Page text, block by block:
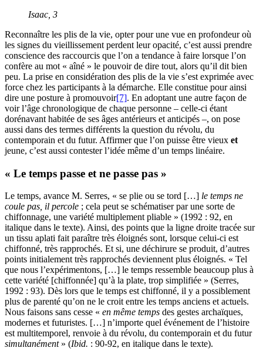
Isaac, 3
Reconnaître les plis de la vie, opter pour une vue en profondeur où
les signes du vieillissement perdent leur opacité, c’est aussi prendre
conscience des raccourcis que l’on a tendance à faire lorsque l’on
confère au mot « aîné » le pouvoir de dire tout, alors qu’il dit bien
peu. La prise en considération des plis de la vie s’est exprimée avec
force chez les participants à la démarche. Elle constitue pour ainsi
dire une posture à promouvoir[7]. En adoptant une autre façon de
voir l’âge chronologique de chaque personne – celle-ci étant
dorénavant habitée de ses âges antérieurs et anticipés –, on pose
aussi dans des termes différents la question du révolu, du
contemporain et du futur. Affirmer que l’on puisse être vieux et
jeune, c’est aussi contester l’idée même d’un temps linéaire.
« Le temps passe et ne passe pas »
Le temps, avance M. Serres, « se plie ou se tord […] le temps ne
coule pas, il percole ; cela peut se schématiser par une sorte de
chiffonnage, une variété multiplement pliable » (1992 : 92, en
italique dans le texte). Ainsi, des points que la ligne droite tracée sur
un tissu aplati fait paraître très éloignés sont, lorsque celui-ci est
chiffonné, très rapprochés. Et si, une déchirure se produit, d’autres
points initialement très rapprochés deviennent plus éloignés. « Tel
que nous l’expérimentons, […] le temps ressemble beaucoup plus à
cette variété [chiffonnée] qu’à la plate, trop simplifiée » (Serres,
1992 : 93). Dès lors que le temps est chiffonné, il y a possiblement
plus de parenté qu’on ne le croit entre les temps anciens et actuels.
Nous faisons sans cesse « en même temps des gestes archaïques,
modernes et futuristes. […] n’importe quel événement de l’histoire
est multitemporel, renvoie à du révolu, du contemporain et du futur
simultanément» (Ibid. : 90-92, en italique dans le texte).